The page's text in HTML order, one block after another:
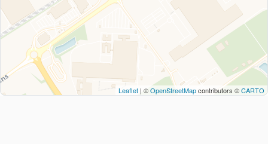
Leaflet | ©OpenStreetMapcontributors ©CARTO